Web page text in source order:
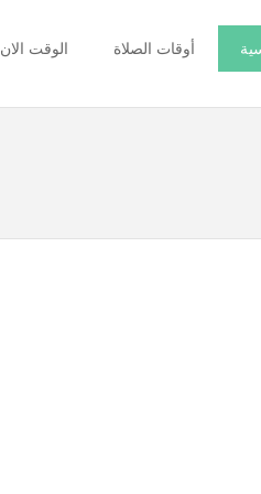
أوقات الصلاة الوقت الان